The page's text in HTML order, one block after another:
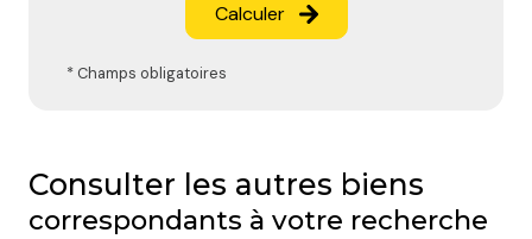
Calculer
* Champs obligatoires
Consulter les autres biens
correspondants à votre recherche